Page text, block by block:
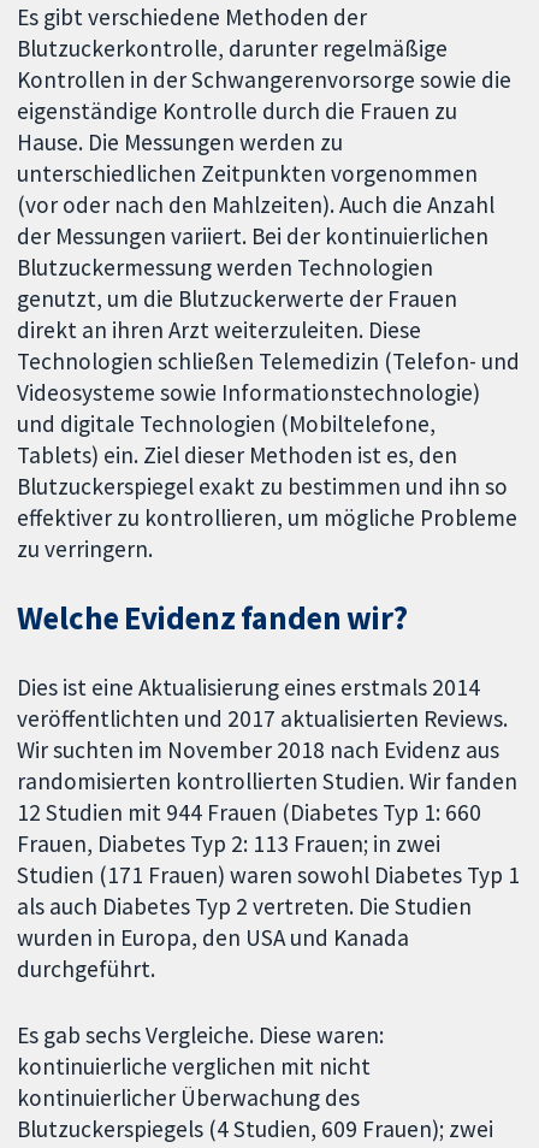
Es gibt verschiedene Methoden der
Blutzuckerkontrolle, darunter regelmäßige
Kontrollen in der Schwangerenvorsorge sowie die
eigenständige Kontrolle durch die Frauen zu
Hause. Die Messungen werden zu
unterschiedlichen Zeitpunkten vorgenommen
(vor oder nach den Mahlzeiten). Auch die Anzahl
der Messungen variiert. Bei der kontinuierlichen
Blutzuckermessung werden Technologien
genutzt, um die Blutzuckerwerte der Frauen
direkt an ihren Arzt weiterzuleiten. Diese
Technologien schließen Telemedizin (Telefon- und
Videosysteme sowie Informationstechnologie)
und digitale Technologien (Mobiltelefone,
Tablets) ein. Ziel dieser Methoden ist es, den
Blutzuckerspiegel exakt zu bestimmen und ihn so
effektiver zu kontrollieren, um mögliche Probleme
zu verringern.
Welche Evidenz fanden wir?
Dies ist eine Aktualisierung eines erstmals 2014
veröffentlichten und 2017 aktualisierten Reviews.
Wir suchten im November 2018 nach Evidenz aus
randomisierten kontrollierten Studien. Wir fanden
12 Studien mit 944 Frauen (Diabetes Typ 1: 660
Frauen, Diabetes Typ 2: 113 Frauen; in zwei
Studien (171 Frauen) waren sowohl Diabetes Typ 1
als auch Diabetes Typ 2 vertreten. Die Studien
wurden in Europa, den USA und Kanada
durchgeführt.
Es gab sechs Vergleiche. Diese waren:
kontinuierliche verglichen mit nicht
kontinuierlicher Überwachung des
Blutzuckerspiegels (4 Studien, 609 Frauen); zwei